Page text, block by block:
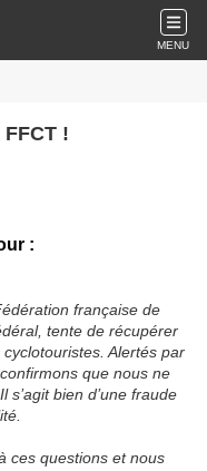
MENU
!
:
française de
tente de récupérer
Alertés par
que nous ne
s’agit bien d’une fraude
ces questions et nous